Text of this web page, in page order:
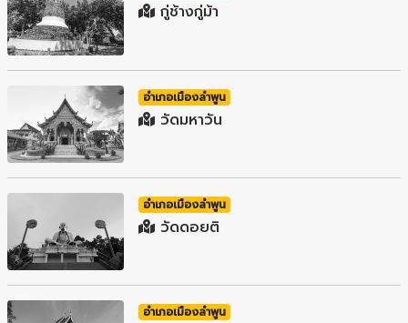
กู่ช้างกู่ม้า
อำเภอเมืองลำพูน
วัดมหาวัน
อำเภอเมืองลำพูน
วัดดอยติ
อำเภอเมืองลำพูน